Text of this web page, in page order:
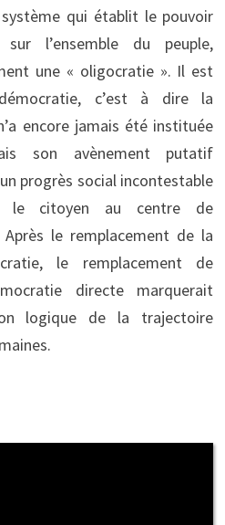
qui établit le pouvoir
l’ensemble du peuple,
une « oligocratie ». Il est
c’est à dire la
encore jamais été instituée
son avènement putatif
progrès social incontestable
le citoyen au centre de
Après le remplacement de la
le remplacement de
directe marquerait
logique de la trajectoire